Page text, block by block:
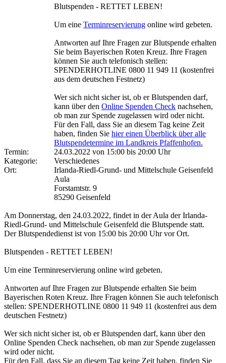
Blutspenden - RETTET LEBEN!
Um eine Terminreservierung online wird gebeten.
Antworten auf Ihre Fragen zur Blutspende erhalten
Sie beim Bayerischen Roten Kreuz. Ihre Fragen
können Sie auch telefonisch stellen:
SPENDERHOTLINE 0800 11 949 11 (kostenfrei
aus dem deutschen Festnetz)
Wer sich nicht sicher ist, ob er Blutspenden darf,
kann über den Online Spenden Check nachsehen,
ob man zur Spende zugelassen wird oder nicht.
Für den Fall, dass Sie an diesem Tag keine Zeit
haben, finden Sie hier einen Überblick über alle
Blutspendetermine im Landkreis Pfaffenhofen.
Termin:
24.03.2022 von 15:00 bis 20:00 Uhr
Kategorie:
Verschiedenes
Ort:
Irlanda-Riedl-Grund- und Mittelschule Geisenfeld
Aula
Forstamtstr. 9
85290 Geisenfeld
Am Donnerstag, den 24.03.2022, findet in der Aula der Irlanda-
Riedl-Grund- und Mittelschule Geisenfeld die Blutspende statt.
Der Blutspendedienst ist von 15:00 bis 20:00 Uhr vor Ort.
Blutspenden - RETTET LEBEN!
Um eine Terminreservierung online wird gebeten.
Antworten auf Ihre Fragen zur Blutspende erhalten Sie beim
Bayerischen Roten Kreuz. Ihre Fragen können Sie auch telefonisch
stellen: SPENDERHOTLINE 0800 11 949 11 (kostenfrei aus dem
deutschen Festnetz)
Wer sich nicht sicher ist, ob er Blutspenden darf, kann über den
Online Spenden Check nachsehen, ob man zur Spende zugelassen
wird oder nicht.
Für den Fall, dass Sie an diesem Tag keine Zeit haben, finden Sie